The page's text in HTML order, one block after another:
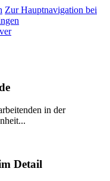
Zur Hauptnavigation bei
in der
Detail